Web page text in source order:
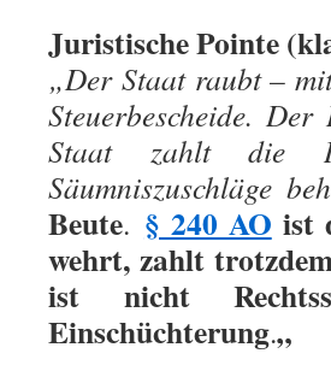
Juristische Pointe
„Der Staat raubt –
Steuerbescheide.
Staat zahlt die
Säumniszuschläge
Beute. § 240 AO ist
wehrt, zahlt
ist nicht
Einschüchterung.„